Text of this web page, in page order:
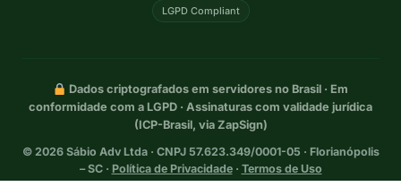
LGPD Compliant
Dados criptografados em servidores no Brasil · Em
conformidade com a LGPD · Assinaturas com validade jurídica
(ICP-Brasil, via ZapSign)
© 2026Sábio Adv Ltda · CNPJ 57.623.349/0001-05 · Florianópolis
– SC · Política de Privacidade· Termos de Uso